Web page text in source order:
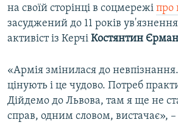
на своїй сторінці в соцмережі про
засуджений до 11 років
активіст із Керчі Костянтин
«Армія змінилася до
цінують і це чудово. Потреб
Дійдемо до Львова, там я ще не
справ, одним словом, вистачає», –